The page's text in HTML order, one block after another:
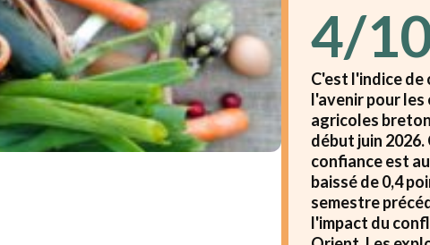
4/
C'est l'indice de
l'avenir pour
agricoles
début juin 2026.
confiance est
baissé de 0,4
semestre
l'impact du